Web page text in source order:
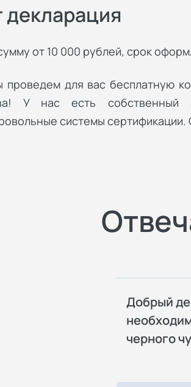
декларация
от 10 000 рублей, срок
проведем для вас бесплатную
У нас есть собственный
системы
Добрый
черного